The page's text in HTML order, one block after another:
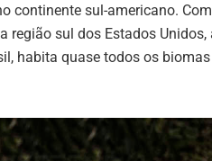
continente sul-americano.
região sul dos Estados
habita quase todos os